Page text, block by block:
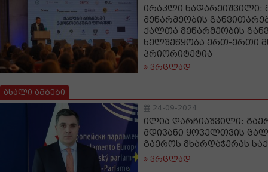
ირაკლი ნადარეიშვილი:
მეწარმეობის
ქალთა მეწარმეობის
ხელშეწყობა ერთ-ერთი
პრიორიტეტია
ვრცლად
ახალი ამბები
24-09-2024
ილია დარჩიაშვილი:
მდივანი ყოველთვის
გაეროს მხარდაჭერას
ვრცლად